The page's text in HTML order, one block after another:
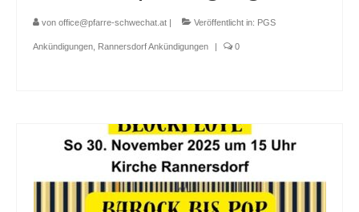
von office@pfarre-schwechat.at | Veröffentlicht in: PGS
Ankündigungen Rannersdorf Ankündigungen | 0